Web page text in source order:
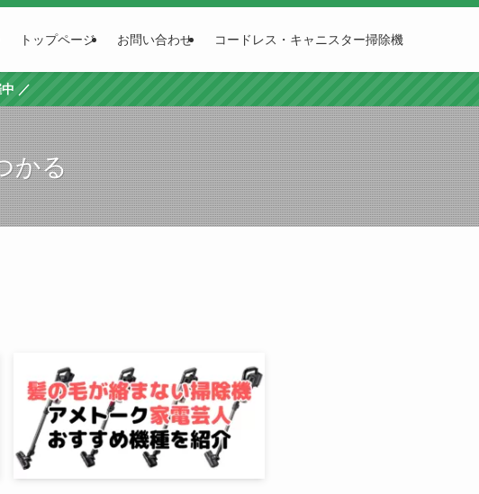
トップページ お問い合わせ コードレス・キャニスター掃除機
／
かる